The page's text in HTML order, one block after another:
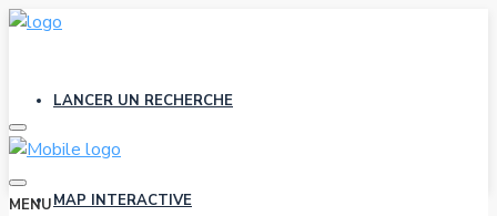
LANCER UN RECHERCHE
MAP INTERACTIVE
MENU